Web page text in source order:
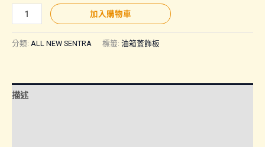
SENTRA
｜
油
飾
加入購物車
分類: ALL NEW SENTRA 標籤: 油箱蓋飾板
描述